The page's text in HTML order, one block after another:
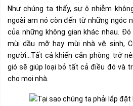
Như chúng ta thấy, sự ô nhiễm
ngoài am nó còn đến từ những ngóc
của những không gian khác nhau.
mùi dầu mỡ hay mùi nhà vệ sinh,
người…Tất cả khiến căn phòng trở
gió sẽ giúp loại bỏ tất cả điều đó và
cho mọi nhà.